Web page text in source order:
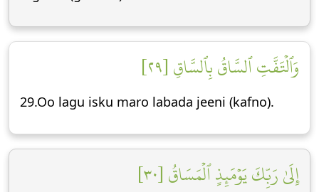
وَٱلۡتَفَّتِ ٱلسَّاقُ بِٱلسَّاقِ [٢٩]
29.Oo lagu isku maro labada jeeni (kafno).
إِلَىٰ رَبِّكَ يَوۡمَئِذٍ ٱلۡمَسَاقُ [٣٠]